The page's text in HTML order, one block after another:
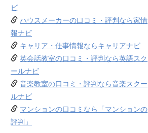
ビ
ハウスメーカーの口コミ・評判なら家情
報ナビ
キャリア・仕事情報ならキャリアナビ
英会話教室の口コミ・評判なら英語スク
ールナビ
音楽教室の口コミ・評判なら音楽スクー
ルナビ
マンションの口コミなら「マンションの
評判」